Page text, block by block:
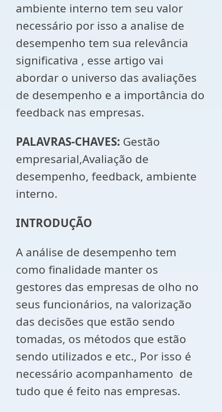
ambiente interno tem seu valor
necessário por isso a analise de
desempenho tem sua relevância
significativa , esse artigo vai
abordar o universo das avaliações
de desempenho e a importância do
feedback nas empresas.
PALAVRAS-CHAVES: Gestão
empresarial,Avaliação de
desempenho, feedback, ambiente
interno.
INTRODUÇÃO
A análise de desempenho tem
como finalidade manter os
gestores das empresas de olho no
seus funcionários, na valorização
das decisões que estão sendo
tomadas, os métodos que estão
sendo utilizados e etc., Por isso é
necessário acompanhamento de
tudo que é feito nas empresas.